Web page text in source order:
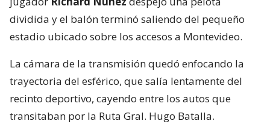
dividida y el balón terminó saliendo del pequeño
estadio ubicado sobre los accesos a Montevideo.
La cámara de la transmisión quedó enfocando la
trayectoria del esférico, que salía lentamente del
recinto deportivo, cayendo entre los autos que
transitaban por la Ruta Gral. Hugo Batalla.